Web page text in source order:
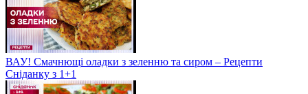
ВАУ! Смачнющі оладки з зеленню та сиром – Рецепти
Сніданку з 1+1